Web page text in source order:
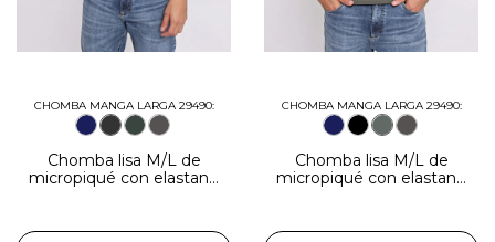
CHOMBA MANGA LARGA 29490:
Chomba lisa M/L de
micropiqué con elastano
CHOMBA MANGA LARGA 29490:
Chomba lisa M/L de
micropiqué con elastano